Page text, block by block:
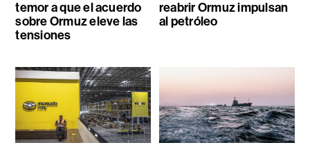
temor a que el acuerdo
sobre Ormuz eleve las
tensiones
reabrir Ormuz impulsan
al petróleo